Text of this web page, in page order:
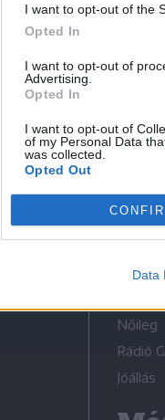
I want to opt-out of the
Opted In
I want to opt-out of
Advertising.
Opted In
I want to opt-out of
of my Personal Data
was collected.
Opted Out
Data
Liget
Krónika
Bihari
Nőileg
Rádió
Jóállás